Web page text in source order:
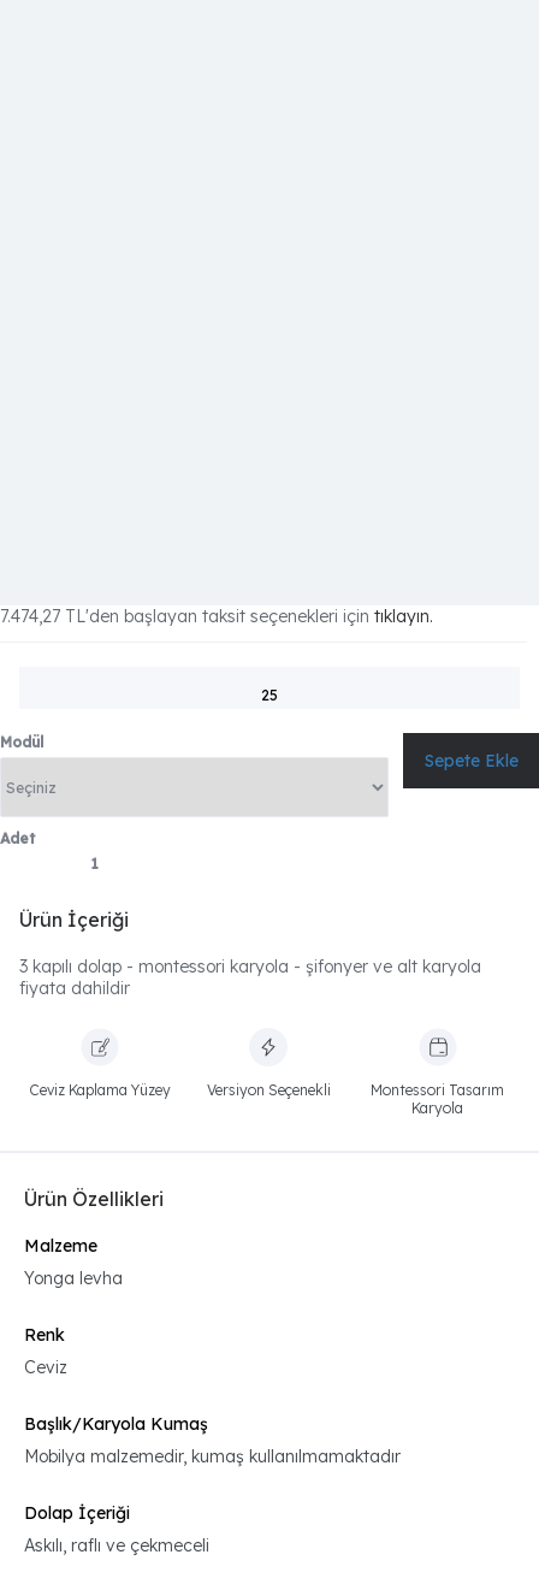
7.474,27 TL'den başlayan taksit seçenekleri için tıklayın.
25
Modül
Adet
Ürün İçeriği
3 kapılı dolap - montessori karyola - şifonyer ve alt karyola
fiyata dahildir
Ceviz Kaplama Yüzey Versiyon Seçenekli
Montessori Tasarım
Karyola
Ürün Özellikleri
Malzeme
Yonga levha
Renk
Ceviz
Başlık/Karyola Kumaş
Mobilya malzemedir, kumaş kullanılmamaktadır
Dolap İçeriği
Askılı, raflı ve çekmeceli